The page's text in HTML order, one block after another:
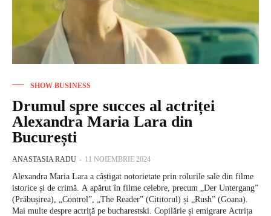
SHOW BUSINESS
Drumul spre succes al actriței
Alexandra Maria Lara din
București
ANASTASIA RADU - 11 NOIEMBRIE 2024
Alexandra Maria Lara a câștigat notorietate prin rolurile sale din filme
istorice și de crimă. A apărut în filme celebre, precum „Der Untergang”
(Prăbușirea), „Control”, „The Reader” (Cititorul) și „Rush” (Goana).
Mai multe despre actriță pe bucharestski. Copilărie și emigrare Actrița